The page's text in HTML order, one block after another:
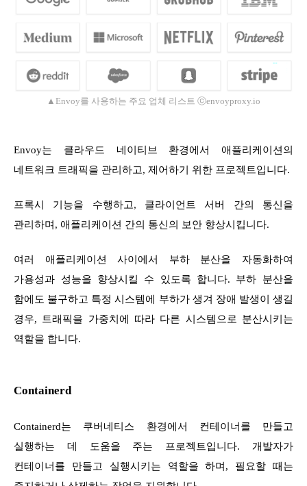
▲ Envoy를 사용하는 주요 업체 리스트 ⓒenvoyproxy.io
Envoy는 클라우드 네이티브 환경에서 애플리케이션의
네트워크 트래픽을 관리하고, 제어하기 위한 프로젝트입니다.
프록시 기능을 수행하고, 클라이언트 서버 간의 통신을
관리하며, 애플리케이션 간의 통신의 보안 향상시킵니다.
여러 애플리케이션 사이에서 부하 분산을 자동화하여
가용성과 성능을 향상시킬 수 있도록 합니다. 부하 분산을
함에도 불구하고 특정 시스템에 부하가 생겨 장애 발생이 생길
경우, 트래픽을 가중치에 따라 다른 시스템으로 분산시키는
역할을 합니다.
Containerd
Containerd는 쿠버네티스 환경에서 컨테이너를 만들고
실행하는 데 도움을 주는 프로젝트입니다. 개발자가
컨테이너를 만들고 실행시키는 역할을 하며, 필요할 때는